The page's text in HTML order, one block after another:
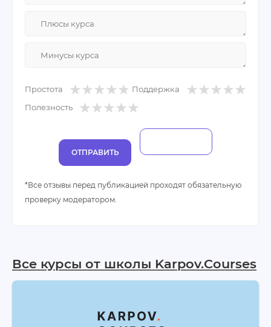
недостатков не обнаружил.
Простота
Поддержка
Полезность
ОТПРАВИТЬ
*Все отзывы перед публикацией проходят обязательную
проверку модератором.
Все курсы от школы Karpov.Courses